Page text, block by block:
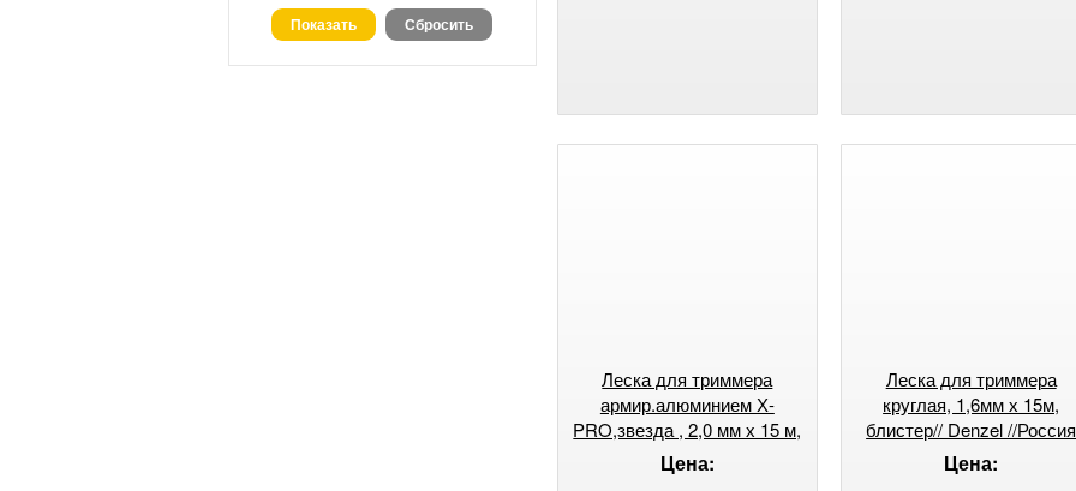
Леска для триммера
армир.алюминием Х-
PRO,звезда , 2,0 мм х 15 м,
блистер// Denzel //Россия
Цена:
Леска для триммера
круглая, 1,6мм х 15м,
блистер// Denzel //Россия
Цена: